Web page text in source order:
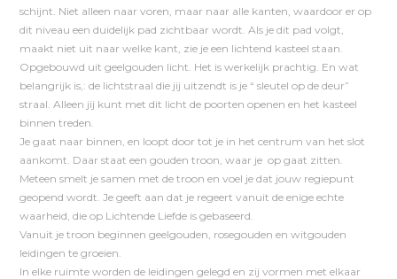
schijnt. Niet alleen naar voren, maar naar alle kanten, waardoor er op
dit niveau een duidelijk pad zichtbaar wordt. Als je dit pad volgt,
maakt niet uit naar welke kant, zie je een lichtend kasteel staan.
Opgebouwd uit geelgouden licht. Het is werkelijk prachtig. En wat
belangrijk is,: de lichtstraal die jij uitzendt is je “ sleutel op de deur”
straal. Alleen jij kunt met dit licht de poorten openen en het kasteel
binnen treden.
Je gaat naar binnen, en loopt door tot je in het centrum van het slot
aankomt. Daar staat een gouden troon, waar je op gaat zitten.
Meteen smelt je samen met de troon en voel je dat jouw regiepunt
geopend wordt. Je geeft aan dat je regeert vanuit de enige echte
waarheid, die op Lichtende Liefde is gebaseerd.
Vanuit je troon beginnen geelgouden, rosegouden en witgouden
leidingen te groeien.
In elke ruimte worden de leidingen gelegd en zij vormen met elkaar